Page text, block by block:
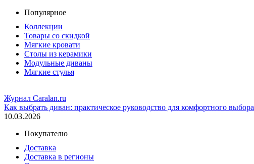
Популярное
Коллекции
Товары со скидкой
Мягкие кровати
Столы из керамики
Модульные диваны
Мягкие стулья
Журнал Caralan.ru
Как выбрать диван: практическое руководство для комфортного выбора
10.03.2026
Покупателю
Доставка
Доставка в регионы